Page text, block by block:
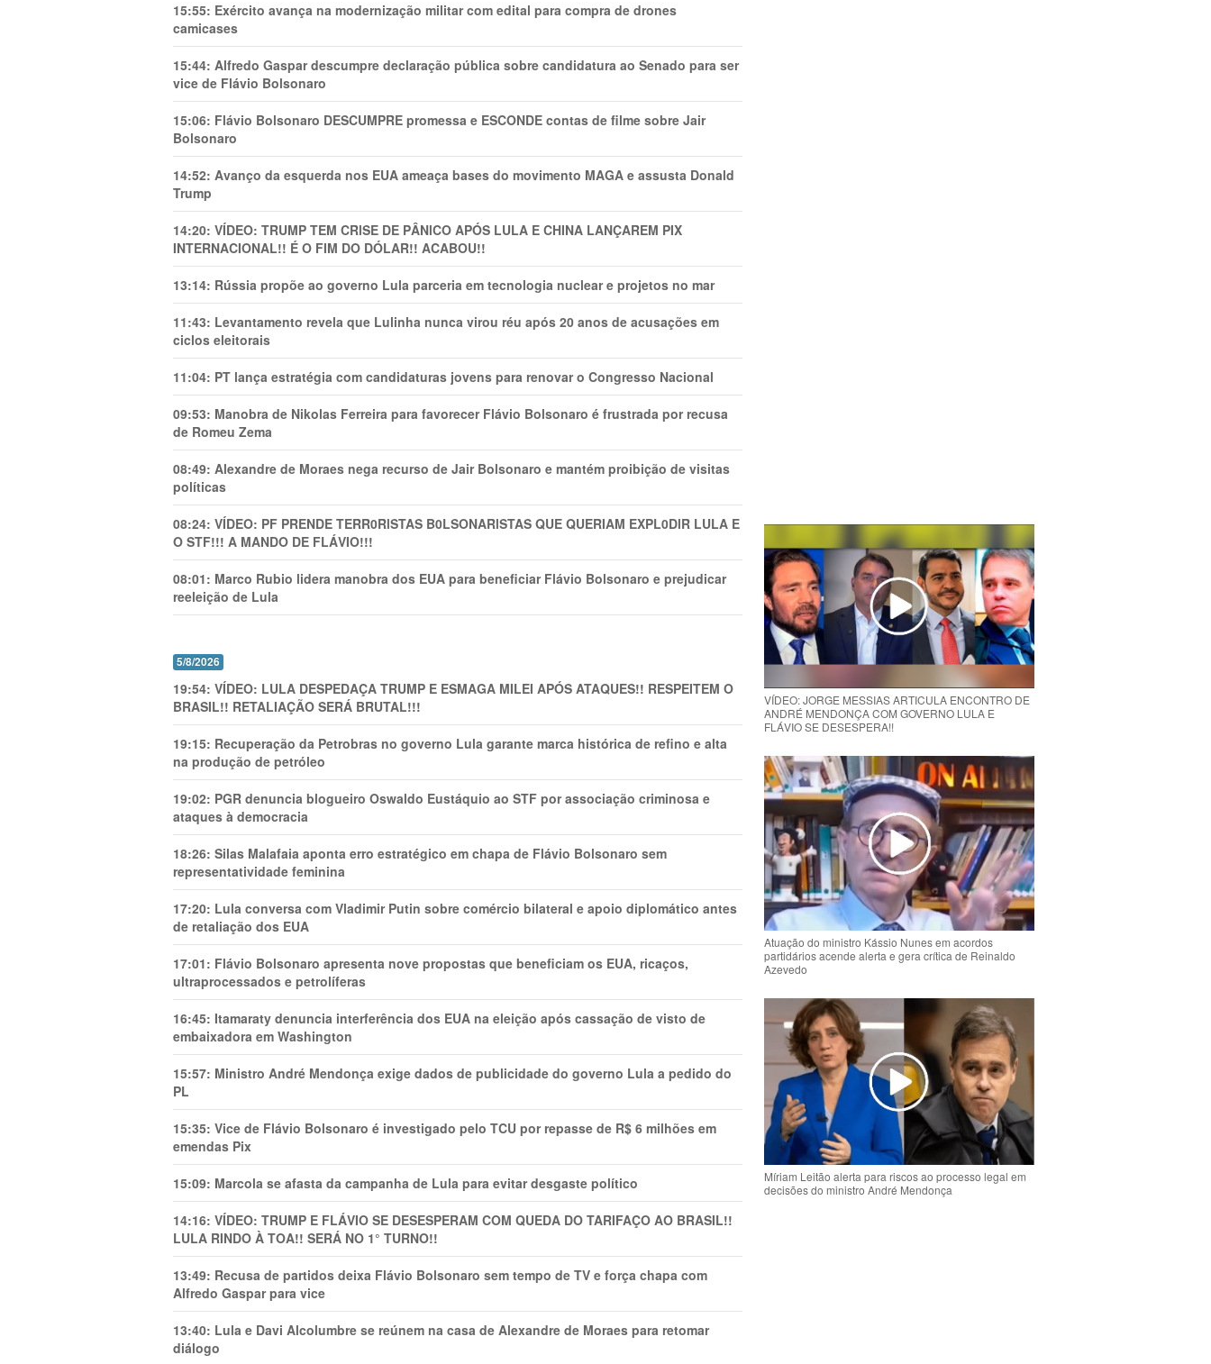
15:55: Exército avança na modernização militar com edital para compra de drones
camicases
15:44: Alfredo Gaspar descumpre declaração pública sobre candidatura ao Senado para ser
vice de Flávio Bolsonaro
15:06: Flávio Bolsonaro DESCUMPRE promessa e ESCONDE contas de filme sobre Jair
Bolsonaro
14:52: Avanço da esquerda nos EUA ameaça bases do movimento MAGA e assusta Donald
Trump
14:20: VÍDEO: TRUMP TEM CRlSE DE PÂNlCO APÓS LULA E CHINA LANÇAREM PIX
INTERNACIONAL!! É O FIM DO DÓLAR!! ACABOU!!
13:14: Rússia propõe ao governo Lula parceria em tecnologia nuclear e projetos no mar
11:43: Levantamento revela que Lulinha nunca virou réu após 20 anos de acusações em
ciclos eleitorais
11:04: PT lança estratégia com candidaturas jovens para renovar o Congresso Nacional
09:53: Manobra de Nikolas Ferreira para favorecer Flávio Bolsonaro é frustrada por recusa
de Romeu Zema
08:49: Alexandre de Moraes nega recurso de Jair Bolsonaro e mantém proibição de visitas
políticas
08:24: VÍDEO: PF PRENDE TERR0RlSTAS B0LSONARlSTAS QUE QUERIAM EXPL0DlR LULA E
O STF!!! A MANDO DE FLÁVIO!!!
08:01: Marco Rubio lidera manobra dos EUA para beneficiar Flávio Bolsonaro e prejudicar
reeleição de Lula
5/8/2026
19:54: VÍDEO: LULA DESPEDAÇA TRUMP E ESMAGA MILEI APÓS ATAQUES!! RESPEITEM O
BRASIL!! RETALIAÇÃO SERÁ BRUTAL!!!
19:15: Recuperação da Petrobras no governo Lula garante marca histórica de refino e alta
na produção de petróleo
19:02: PGR denuncia blogueiro Oswaldo Eustáquio ao STF por associação criminosa e
ataques à democracia
18:26: Silas Malafaia aponta erro estratégico em chapa de Flávio Bolsonaro sem
representatividade feminina
17:20: Lula conversa com Vladimir Putin sobre comércio bilateral e apoio diplomático antes
de retaliação dos EUA
17:01: Flávio Bolsonaro apresenta nove propostas que beneficiam os EUA, ricaços,
ultraprocessados e petrolíferas
16:45: Itamaraty denuncia interferência dos EUA na eleição após cassação de visto de
embaixadora em Washington
15:57: Ministro André Mendonça exige dados de publicidade do governo Lula a pedido do
PL
15:35: Vice de Flávio Bolsonaro é investigado pelo TCU por repasse de R$ 6 milhões em
emendas Pix
15:09: Marcola se afasta da campanha de Lula para evitar desgaste político
14:16: VÍDEO: TRUMP E FLÁVIO SE DESESPERAM COM QUEDA DO TARIFAÇO AO BRASIL!!
LULA RINDO À TOA!! SERÁ NO 1° TURNO!!
13:49: Recusa de partidos deixa Flávio Bolsonaro sem tempo de TV e força chapa com
Alfredo Gaspar para vice
13:40: Lula e Davi Alcolumbre se reúnem na casa de Alexandre de Moraes para retomar
diálogo
VÍDEO: JORGE MESSIAS ARTICULA ENCONTRO DE
ANDRÉ MENDONÇA COM GOVERNO LULA E
FLÁVIO SE DESESPERA!!
Atuação do ministro Kássio Nunes em acordos
partidários acende alerta e gera crítica de Reinaldo
Azevedo
Míriam Leitão alerta para riscos ao processo legal em
decisões do ministro André Mendonça